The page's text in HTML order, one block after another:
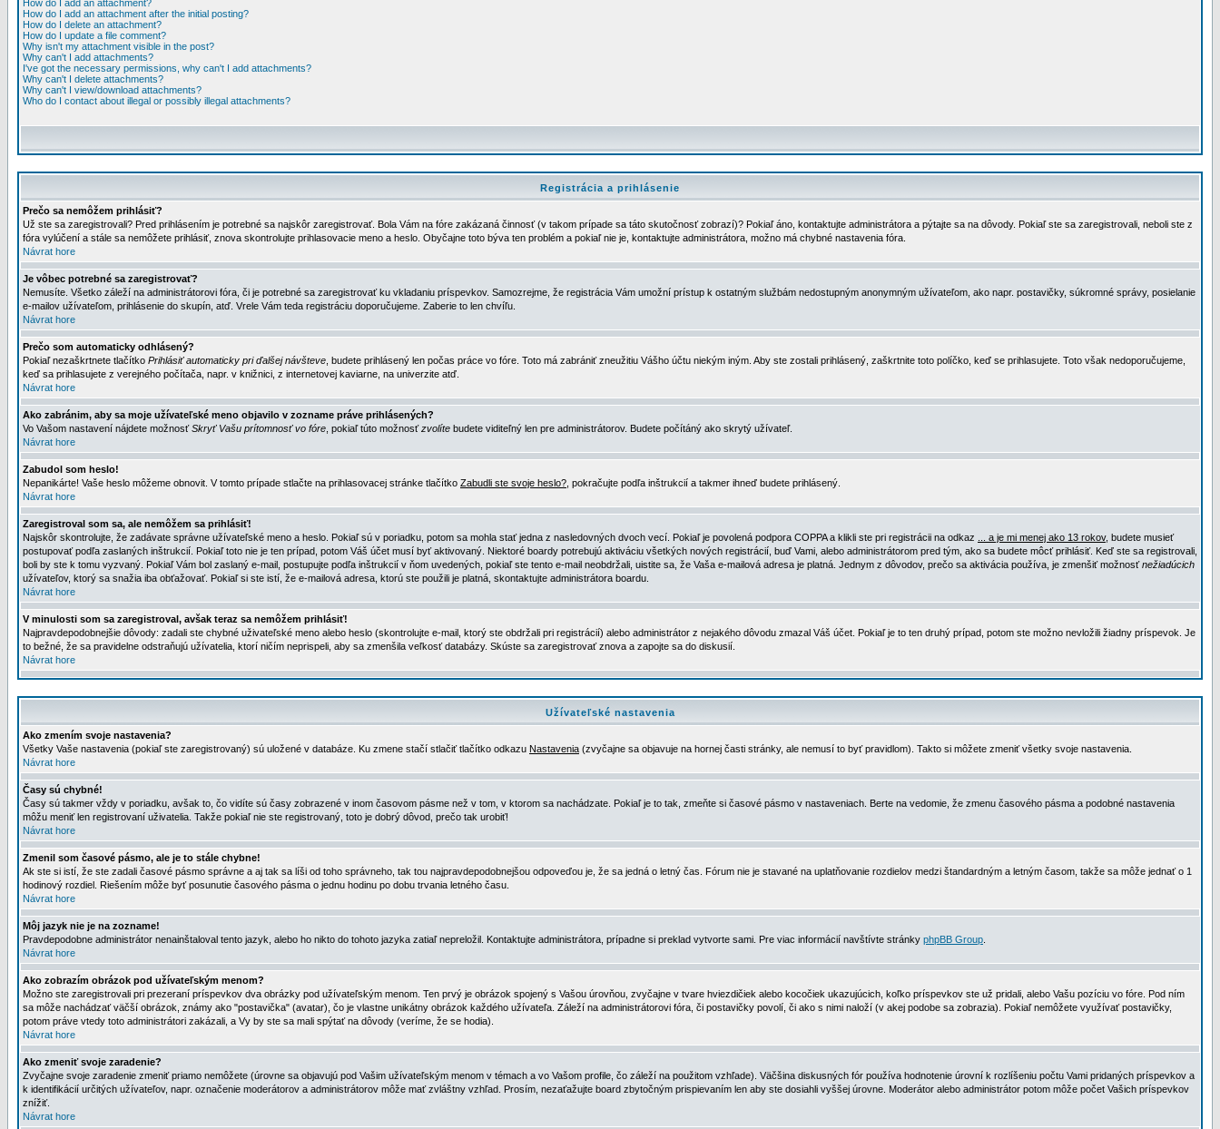
How do I add an attachment?
How do I add an attachment after the initial posting?
How do I delete an attachment?
How do I update a file comment?
Why isn't my attachment visible in the post?
Why can't I add attachments?
I've got the necessary permissions, why can't I add attachments?
Why can't I delete attachments?
Why can't I view/download attachments?
Who do I contact about illegal or possibly illegal attachments?
Registrácia a prihlásenie
Prečo sa nemôžem prihlásiť?
Už ste sa zaregistrovali? Pred prihlásením je potrebné sa najskôr zaregistrovať. Bola Vám na fóre zakázaná činnosť (v takom prípade sa táto skutočnosť zobrazí)? Pokiaľ áno, kontaktujte administrátora a pýtajte sa na dôvody. Pokiaľ ste sa zaregistrovali, neboli ste z
fóra vylúčení a stále sa nemôžete prihlásiť, znova skontrolujte prihlasovacie meno a heslo. Obyčajne toto býva ten problém a pokiaľ nie je, kontaktujte administrátora, možno má chybné nastavenia fóra.
Návrat hore
Je vôbec potrebné sa zaregistrovať?
Nemusíte. Všetko záleží na administrátorovi fóra, či je potrebné sa zaregistrovať ku vkladaniu príspevkov. Samozrejme, že registrácia Vám umožní prístup k ostatným službám nedostupným anonymným užívateľom, ako napr. postavičky, súkromné správy, posielanie
e-mailov užívateľom, prihlásenie do skupín, atď. Vrele Vám teda registráciu doporučujeme. Zaberie to len chvíľu.
Návrat hore
Prečo som automaticky odhlásený?
Pokiaľ nezaškrtnete tlačítko Prihlásiť automaticky pri ďalšej návšteve , budete prihlásený len počas práce vo fóre. Toto má zabrániť zneužitiu Vášho účtu niekým iným. Aby ste zostali prihlásený, zaškrtnite toto políčko, keď se prihlasujete. Toto však nedoporučujeme,
keď sa prihlasujete z verejného počítača, napr. v knižnici, z internetovej kaviarne, na univerzite atď.
Návrat hore
Ako zabránim, aby sa moje užívateľské meno objavilo v zozname práve prihlásených?
Vo Vašom nastavení nájdete možnosťSkryť Vašu prítomnosť vo fóre , pokiaľ túto možnosťzvolíte budete viditeľný len pre administrátorov. Budete počítáný ako skrytý užívateľ.
Návrat hore
Zabudol som heslo!
Nepanikárte! Vaše heslo môžeme obnovit. V tomto prípade stlačte na prihlasovacej stránke tlačítko Zabudli ste svoje heslo? , pokračujte podľa inštrukcií a takmer ihneď budete prihlásený.
Návrat hore
Zaregistroval som sa, ale nemôžem sa prihlásiť!
Najskôr skontrolujte, že zadávate správne užívateľské meno a heslo. Pokiaľ sú v poriadku, potom sa mohla stať jedna z nasledovných dvoch vecí. Pokiaľ je povolená podpora COPPA a klikli ste pri registrácii na odkaz
... a je mi menej ako 13 rokov, budete musieť
postupovať podľa zaslaných inštrukcií. Pokiaľ toto nie je ten prípad, potom Váš účet musí byť aktivovaný. Niektoré boardy potrebujú aktiváciu všetkých nových registrácií, buď Vami, alebo administrátorom pred tým, ako sa budete môcť prihlásiť. Keď ste sa registrovali,
boli by ste k tomu vyzvaný. Pokiaľ Vám bol zaslaný e-mail, postupujte podľa inštrukcií v ňom uvedených, pokiaľ ste tento e-mail neobdržali, uistite sa, že Vaša e-mailová adresa je platná. Jednym z dôvodov, prečo sa aktivácia používa, je zmenšiť možnosťnežiadúcich
užívateľov, ktorý sa snažia iba obťažovať. Pokiaľ si ste istí, že e-mailová adresa, ktorú ste použili je platná, skontaktujte administrátora boardu.
Návrat hore
V minulosti som sa zaregistroval, avšak teraz sa nemôžem prihlásiť!
Najpravdepodobnejšie dôvody: zadali ste chybné uživateľské meno alebo heslo (skontrolujte e-mail, ktorý ste obdržali pri registrácií) alebo administrátor z nejakého dôvodu zmazal Váš účet. Pokiaľ je to ten druhý prípad, potom ste možno nevložili žiadny príspevok. Je
to bežné, že sa pravidelne odstraňujú užívatelia, ktorí ničím neprispeli, aby sa zmenšila veľkosť databázy. Skúste sa zaregistrovať znova a zapojte sa do diskusií.
Návrat hore
Užívateľské nastavenia
Ako zmením svoje nastavenia?
Všetky Vaše nastavenia (pokiaľ ste zaregistrovaný) sú uložené v databáze. Ku zmene stačí stlačiť tlačítko odkazu Nastavenia (zvyčajne sa objavuje na hornej časti stránky, ale nemusí to byť pravidlom). Takto si môžete zmeniť všetky svoje nastavenia.
Návrat hore
Časy sú chybné!
Časy sú takmer vždy v poriadku, avšak to, čo vidíte sú časy zobrazené v inom časovom pásme než v tom, v ktorom sa nachádzate. Pokiaľ je to tak, zmeňte si časové pásmo v nastaveniach. Berte na vedomie, že zmenu časového pásma a podobné nastavenia
môžu meniť len registrovaní uživatelia. Takže pokiaľ nie ste registrovaný, toto je dobrý dôvod, prečo tak urobiť!
Návrat hore
Zmenil som časové pásmo, ale je to stále chybne!
Ak ste si istí, že ste zadali časové pásmo správne a aj tak sa líši od toho správneho, tak tou najpravdepodobnejšou odpoveďou je, že sa jedná o letný čas. Fórum nie je stavané na uplatňovanie rozdielov medzi štandardným a letným časom, takže sa môže jednať o 1
hodinový rozdiel. Riešením môže byť posunutie časového pásma o jednu hodinu po dobu trvania letného času.
Návrat hore
Môj jazyk nie je na zozname!
Pravdepodobne administrátor nenainštaloval tento jazyk, alebo ho nikto do tohoto jazyka zatiaľ nepreložil. Kontaktujte administrátora, prípadne si preklad vytvorte sami. Pre viac informácií navštívte stránky phpBB Group
Návrat hore
Ako zobrazím obrázok pod užívateľským menom?
Možno ste zaregistrovali pri prezeraní príspevkov dva obrázky pod užívateľským menom. Ten prvý je obrázok spojený s Vašou úrovňou, zvyčajne v tvare hviezdičiek alebo kocočiek ukazujúcich, koľko príspevkov ste už pridali, alebo Vašu pozíciu vo fóre. Pod ním
sa môže nachádzať väčší obrázok, známy ako "postavička" (avatar), čo je vlastne unikátny obrázok každého užívateľa. Záleží na administrátorovi fóra, či postavičky povolí, či ako s nimi naloží (v akej podobe sa zobrazia). Pokiaľ nemôžete využívať postavičky,
potom práve vtedy toto administrátori zakázali, a Vy by ste sa mali spýtať na dôvody (veríme, že se hodia).
Návrat hore
Ako zmeniť svoje zaradenie?
Zvyčajne svoje zaradenie zmeniť priamo nemôžete (úrovne sa objavujú pod Vašim užívateľským menom v témach a vo Vašom profile, čo záleží na použitom vzhľade). Väčšina diskusných fór používa hodnotenie úrovní k rozlíšeniu počtu Vami pridaných príspevkov a
k identifikácií určitých užívateľov, napr. označenie moderátorov a administrátorov môže mať zvláštny vzhľad. Prosím, nezaťažujte board zbytočným prispievaním len aby ste dosiahli vyššej úrovne. Moderátor alebo administrátor potom môže počet Vašich príspevkov
znížiť.
Návrat hore